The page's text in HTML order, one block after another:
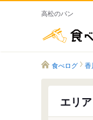
高松のパン
食べログ 香
エリア